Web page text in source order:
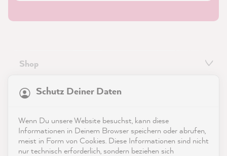
Shop
Service
Kontakt
App herunterladen
Schutz Deiner Daten
Wenn Du unsere Website besuchst, kann diese
Informationen in Deinem Browser speichern oder abrufen,
meist in Form von Cookies. Diese Informationen sind nicht
nur technisch erforderlich, sondern beziehen sich
reviews-io